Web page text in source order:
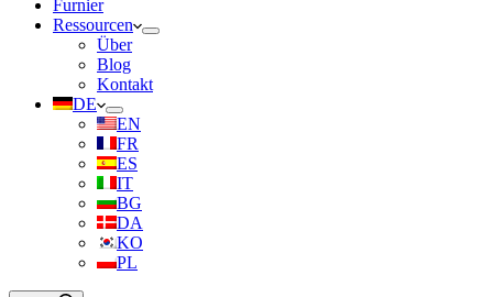
Furnier
Ressourcen
Über
Blog
Kontakt
DE
EN
FR
ES
IT
BG
DA
KO
PL